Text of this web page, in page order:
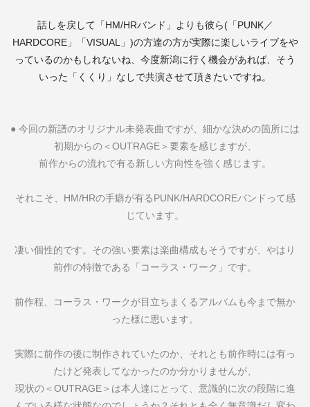
話しを戻して「HM/HRバンド」よりも彼ら(「PUNK／
HARDCORE」「VISUAL」 )の方達の方が実際に楽しいライブをや
っているのかもしれないね、今度新潟に行く機会があれば、そう
いった「くくり」なしで共演させて頂きたいですね。
● 今回の新譜のオリジナル未発表曲ですが、細かな決めの箇所には
初期からの＜OUTRAGE＞要素を感じますが、
前作からの流れで有る新しい方向性を強く感じます。
それこそ、 HM/HRの手癖が有るPUNK/HARDCOREバンドって感
じています。
凄い個性的です。その強い要素は楽曲構成もそうですが、やはり
前作の特徴である「コーラス・ワーク」です。
前作程、コーラス・ワークが目立ちまくるアルバムも今まで無か
った様に思います。
実際に前作の後に制作されていたのか、それとも前作時には有っ
たけど発表してなかったのか分かりませんが、
現状の＜OUTRAGE＞は本人達にとって、意識的に次の段階に進